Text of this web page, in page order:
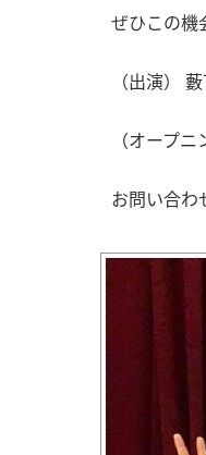
ぜひこの機
（出演）
（オープ
お問い合わ